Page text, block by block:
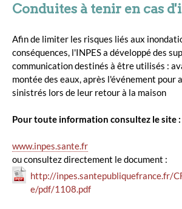
Conduites à tenir en cas
Afin de limiter les risques liés aux
conséquences, l'INPES a développé des
communication destinés à être utilisés :
montée des eaux, après l'événement pour
sinistrés lors de leur retour à la maison
Pour toute information consultez le site :
www.inpes.sante.fr
ou consultez directement le document :
http://inpes.santepubliquefrance.fr/
e/pdf/1108.pdf